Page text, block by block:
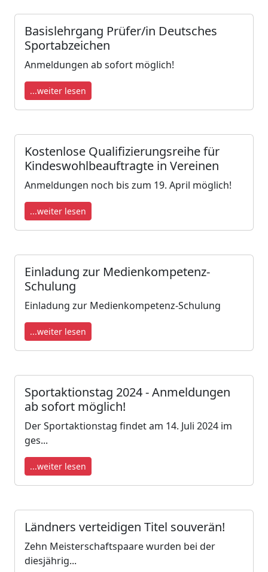
Basislehrgang Prüfer/in Deutsches
Sportabzeichen
Anmeldungen ab sofort möglich!
...weiter lesen
Kostenlose Qualifizierungsreihe für
Kindeswohlbeauftragte in Vereinen
Anmeldungen noch bis zum 19. April möglich!
...weiter lesen
Einladung zur Medienkompetenz-
Schulung
Einladung zur Medienkompetenz-Schulung
...weiter lesen
Sportaktionstag 2024 - Anmeldungen
ab sofort möglich!
Der Sportaktionstag findet am 14. Juli 2024 im
ges...
...weiter lesen
Ländners verteidigen Titel souverän!
Zehn Meisterschaftspaare wurden bei der
diesjährig...